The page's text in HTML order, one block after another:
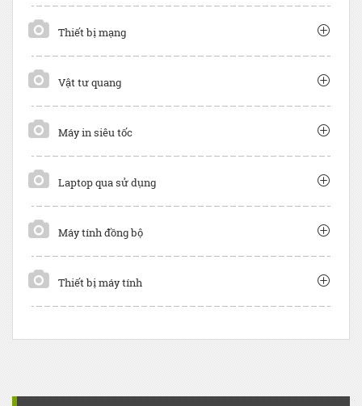
Thiết bị mạng
Vật tư quang
Máy in siêu tốc
Laptop qua sử dụng
Máy tính đồng bộ
Thiết bị máy tính